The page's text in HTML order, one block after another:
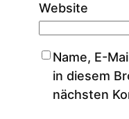
Website
Name, E-
in diesem
nächsten